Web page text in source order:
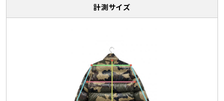
計測サイズ